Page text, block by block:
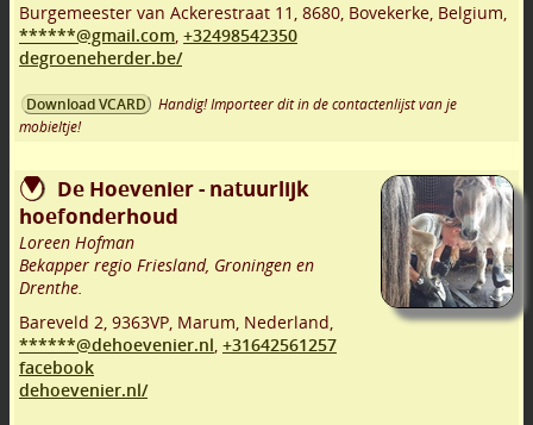
Burgemeester van Ackerestraat 11 , 8680, Bovekerke, Belgium,
******@gmail.com, +32498542350
degroeneherder.be/
Download VCARD
Handig! Importeer dit in de contactenlijst van je
mobieltje!
De Hoevenier - natuurlijk
hoefonderhoud
Loreen Hofman
Bekapper regio Friesland, Groningen en
Drenthe.
Bareveld 2, 9363VP, Marum, Nederland,
******@dehoevenier.nl, +31642561257
facebook
dehoevenier.nl/